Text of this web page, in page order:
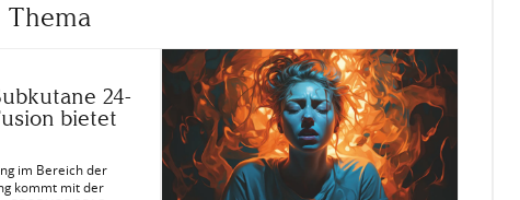
24-
bietet
im Bereich der
kommt mit der